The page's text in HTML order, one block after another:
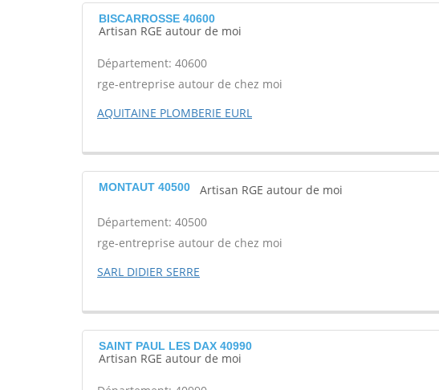
BISCARROSSE 40600
Artisan RGE autour de moi
Département: 40600
rge-entreprise autour de chez moi
AQUITAINE PLOMBERIE EURL
MONTAUT 40500 Artisan RGE autour de moi
Département: 40500
rge-entreprise autour de chez moi
SARL DIDIER SERRE
SAINT PAUL LES DAX 40990
Artisan RGE autour de moi